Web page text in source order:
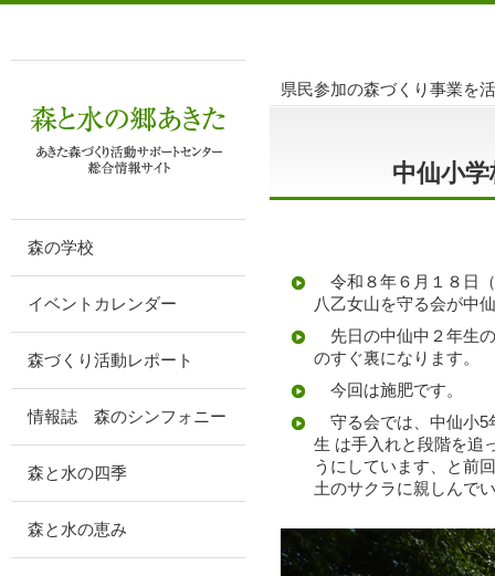
森の学校
イベントカレンダー
森づくり活動レポート
情報誌 森のシンフォニー
森と水の四季
森と水の恵み
県民参加の森づくり事業を
中仙小
令和８年６月１８日
八乙女山を守る会が中
先日の中仙中２年生
のすぐ裏になります。
今回は施肥です。
守る会では、中仙小5
生 は手入れと段階を追
うにしています、と前
土のサクラに親しんで